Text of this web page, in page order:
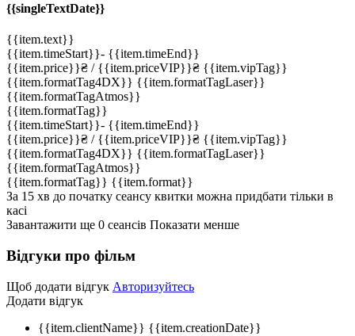
{{singleTextDate}}
{{item.text}}
{{item.timeStart}}- {{item.timeEnd}}
{{item.price}}₴ / {{item.priceVIP}}₴ {{item.vipTag}}
{{item.formatTag4DX}} {{item.formatTagLaser}}
{{item.formatTagAtmos}}
{{item.formatTag}}
{{item.timeStart}}- {{item.timeEnd}}
{{item.price}}₴ / {{item.priceVIP}}₴ {{item.vipTag}}
{{item.formatTag4DX}} {{item.formatTagLaser}}
{{item.formatTagAtmos}}
{{item.formatTag}} {{item.format}}
За 15 хв до початку сеансу квитки можна придбати тільки в
касі
Завантажити ще 0 cеансів Показати менше
Відгуки про фільм
Щоб додати відгук Авторизуйтесь
Додати відгук
{{item.clientName}} {{item.creationDate}}